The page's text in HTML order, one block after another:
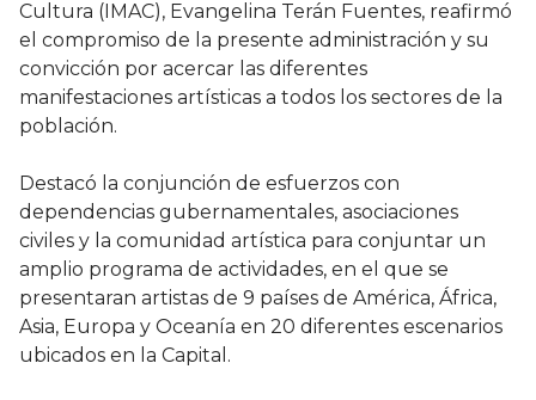
Cultura (IMAC), Evangelina Terán Fuentes, reafirmó
el compromiso de la presente administración y su
convicción por acercar las diferentes
manifestaciones artísticas a todos los sectores de la
población.
Destacó la conjunción de esfuerzos con
dependencias gubernamentales, asociaciones
civiles y la comunidad artística para conjuntar un
amplio programa de actividades, en el que se
presentaran artistas de 9 países de América, África,
Asia, Europa y Oceanía en 20 diferentes escenarios
ubicados en la Capital.